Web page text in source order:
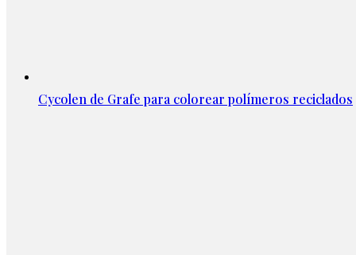
Cycolen de Grafe para colorear polímeros reciclados